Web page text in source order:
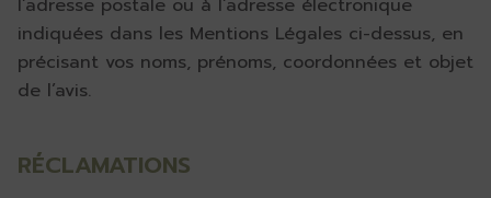
l’adresse postale ou à l’adresse électronique
indiquées dans les Mentions Légales ci-dessus, en
précisant vos noms, prénoms, coordonnées et objet
de l’avis.
RÉCLAMATIONS